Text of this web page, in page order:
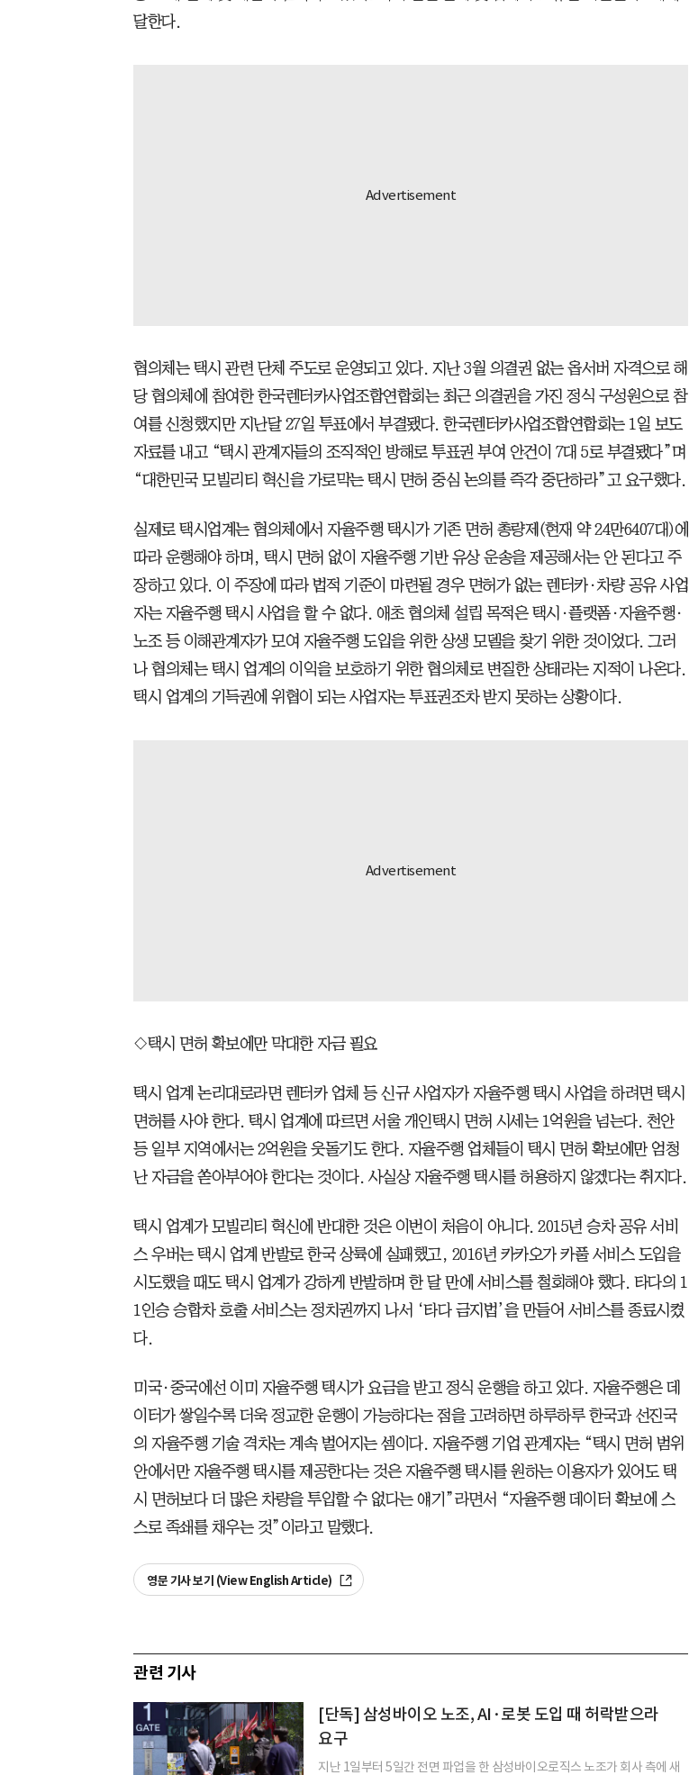
달한다.
협의체는 택시 관련 단체 주도로 운영되고 있다. 지난 3월 의결권 없는 옵서버 자격으로 해
당 협의체에 참여한 한국렌터카사업조합연합회는 최근 의결권을 가진 정식 구성원으로 참
여를 신청했지만 지난달 27일 투표에서 부결됐다. 한국렌터카사업조합연합회는 1일 보도
자료를 내고 “택시 관계자들의 조직적인 방해로 투표권 부여 안건이 7대 5로 부결됐다”며
“대한민국 모빌리티 혁신을 가로막는 택시 면허 중심 논의를 즉각 중단하라”고 요구했다.
실제로 택시업계는 협의체에서 자율주행 택시가 기존 면허 총량제(현재 약 24만6407대)에
따라 운행해야 하며, 택시 면허 없이 자율주행 기반 유상 운송을 제공해서는 안 된다고 주
장하고 있다. 이 주장에 따라 법적 기준이 마련될 경우 면허가 없는 렌터카·차량 공유 사업
자는 자율주행 택시 사업을 할 수 없다. 애초 협의체 설립 목적은 택시·플랫폼·자율주행·
노조 등 이해관계자가 모여 자율주행 도입을 위한 상생 모델을 찾기 위한 것이었다. 그러
나 협의체는 택시 업계의 이익을 보호하기 위한 협의체로 변질한 상태라는 지적이 나온다.
택시 업계의 기득권에 위협이 되는 사업자는 투표권조차 받지 못하는 상황이다.
◇택시 면허 확보에만 막대한 자금 필요
택시 업계 논리대로라면 렌터카 업체 등 신규 사업자가 자율주행 택시 사업을 하려면 택시
면허를 사야 한다. 택시 업계에 따르면 서울 개인택시 면허 시세는 1억원을 넘는다. 천안
등 일부 지역에서는 2억원을 웃돌기도 한다. 자율주행 업체들이 택시 면허 확보에만 엄청
난 자금을 쏟아부어야 한다는 것이다. 사실상 자율주행 택시를 허용하지 않겠다는 취지다.
택시 업계가 모빌리티 혁신에 반대한 것은 이번이 처음이 아니다. 2015년 승차 공유 서비
스 우버는 택시 업계 반발로 한국 상륙에 실패했고, 2016년 카카오가 카풀 서비스 도입을
시도했을 때도 택시 업계가 강하게 반발하며 한 달 만에 서비스를 철회해야 했다. 타다의 1
1인승 승합차 호출 서비스는 정치권까지 나서 ‘타다 금지법’을 만들어 서비스를 종료시켰
다.
미국·중국에선 이미 자율주행 택시가 요금을 받고 정식 운행을 하고 있다. 자율주행은 데
이터가 쌓일수록 더욱 정교한 운행이 가능하다는 점을 고려하면 하루하루 한국과 선진국
의 자율주행 기술 격차는 계속 벌어지는 셈이다. 자율주행 기업 관계자는 “택시 면허 범위
안에서만 자율주행 택시를 제공한다는 것은 자율주행 택시를 원하는 이용자가 있어도 택
시 면허보다 더 많은 차량을 투입할 수 없다는 얘기”라면서 “자율주행 데이터 확보에 스
스로 족쇄를 채우는 것”이라고 말했다.
영문 기사 보기 (View English Article)
관련 기사
[단독] 삼성바이오 노조, AI·로봇 도입 때 허락받으라
요구
지난 1일부터 5일간 전면 파업을 한 삼성바이오로직스 노조가 회사 측에 새